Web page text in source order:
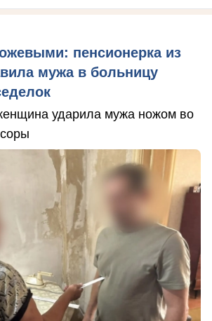
пенсионерка из
мужа в больницу
ударила мужа ножом во